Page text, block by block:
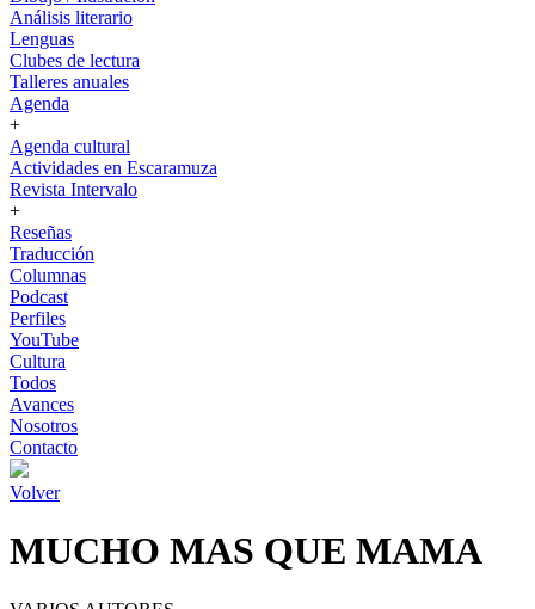
Análisis literario
Lenguas
Clubes de lectura
Talleres anuales
Agenda
+
Agenda cultural
Actividades en Escaramuza
Revista Intervalo
+
Reseñas
Traducción
Columnas
Podcast
Perfiles
YouTube
Cultura
Todos
Avances
Nosotros
Contacto
Volver
MUCHO MAS QUE MAMA